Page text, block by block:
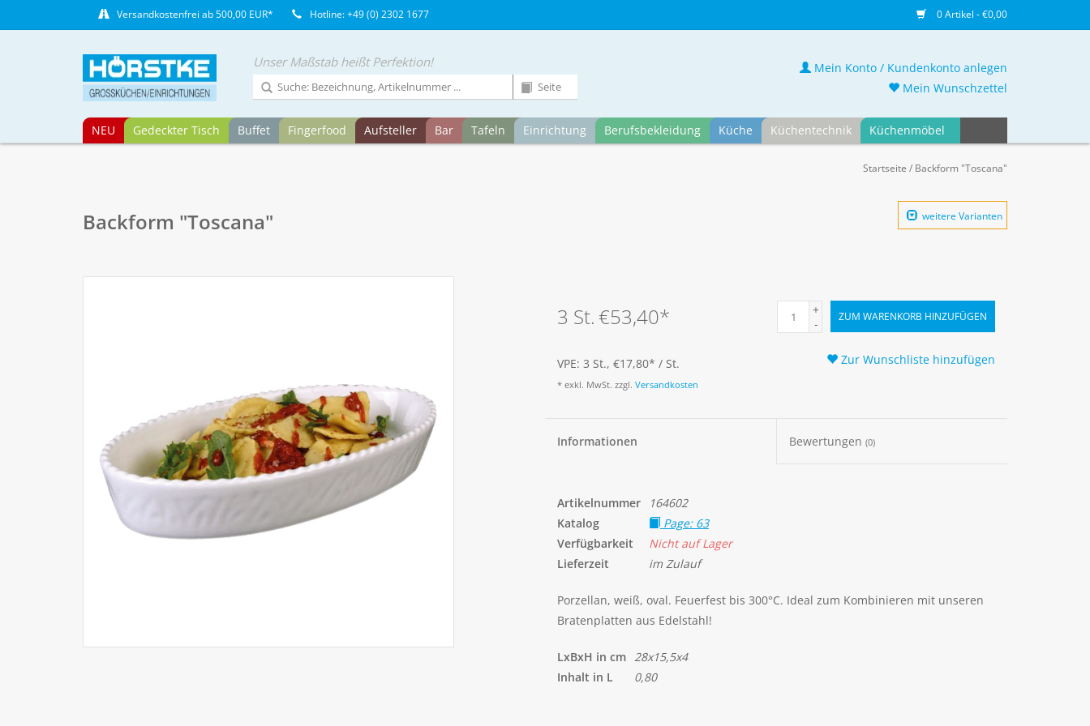
Versandkostenfrei ab 500,00 EUR* Hotline: +49 (0) 2302 1677 0 Artikel - €0,00
Unser Maßstab heißt Perfektion!
NEU Gedeckter Tisch Buffet Fingerfood Aufsteller Bar Tafeln Einrichtung Berufsbekleidung Küche Küchentechnik Küchenmöbel
Mein Konto / Kundenkonto anlegen
Mein Wunschzettel
Startseite / Backform "Toscana"
Backform "Toscana" weitere Varianten
3 St. €53,40*
VPE: 3 St., €17,80* / St.
* exkl. MwSt. zzgl. Versandkosten
+
-
ZUM WARENKORB HINZUFÜGEN
Zur Wunschliste hinzufügen
Informationen Bewertungen (0)
Artikelnummer
164602
Katalog
Page: 63
Verfügbarkeit
Nicht auf Lager
Lieferzeit
im Zulauf
Porzellan, weiß, oval. Feuerfest bis 300°C. Ideal zum Kombinieren mit unseren
Bratenplatten aus Edelstahl!
LxBxH in cm 28x15,5x4
Inhalt in L
0,80